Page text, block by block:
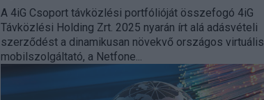
A 4iG Csoport távközlési portfólióját összefogó 4iG
Távközlési Holding Zrt. 2025 nyarán írt alá adásvételi
szerződést a dinamikusan növekvő országos virtuális
mobilszolgáltató, a Netfone...